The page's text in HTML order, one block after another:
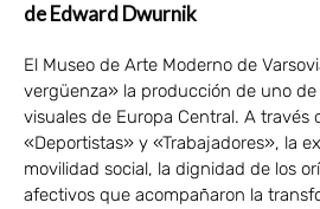
de Edward Dwurnik
El Museo de Arte Moderno de
vergüenza» la producción de uno
visuales de Europa Central. A través
«Deportistas» y «Trabajadores», la
movilidad social, la dignidad de los
afectivos que acompañaron la